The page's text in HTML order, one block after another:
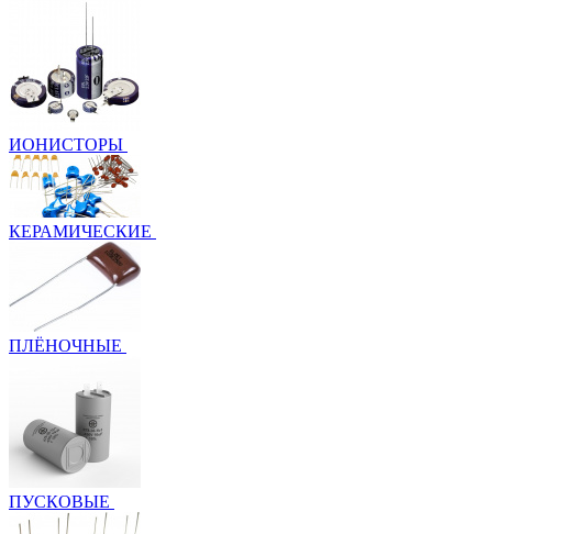
ИОНИСТОРЫ
КЕРАМИЧЕСКИЕ
ПЛЁНОЧНЫЕ
ПУСКОВЫЕ